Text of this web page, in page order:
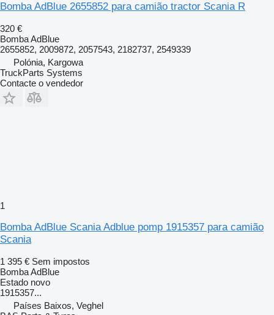
Bomba AdBlue 2655852 para camião tractor Scania R
320 €
Bomba AdBlue
2655852, 2009872, 2057543, 2182737, 2549339
Polónia, Kargowa
TruckParts Systems
Contacte o vendedor
1
Bomba AdBlue Scania Adblue pomp 1915357 para camião
Scania
1 395 € Sem impostos
Bomba AdBlue
Estado novo
1915357...
Países Baixos, Veghel